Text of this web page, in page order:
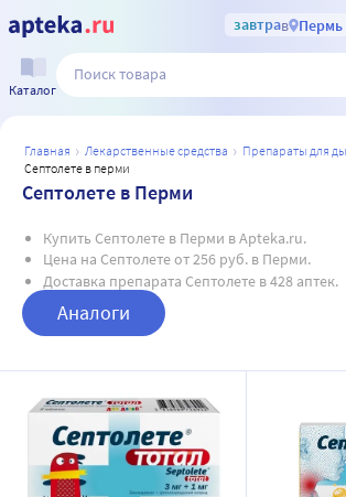
завтрав Пермь
Каталог
главная лекарственные средства
препараты для
септолете в перми
Септолете в Перми
Купить Септолете в Перми в Apteka.ru.
Цена на Септолете от 256 руб. в Перми.
Доставка препарата Септолете в 428 аптек.
Аналоги